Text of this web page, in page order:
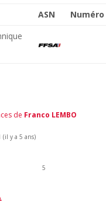
ASN Numéro
de Franco LEMBO
y a 5 ans)
5